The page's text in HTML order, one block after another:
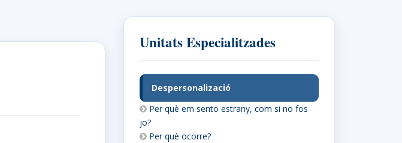
Unitats Especialitzades
Despersonalizació
Per què em sento estrany, com si no fos
jo?
Per què ocorre?